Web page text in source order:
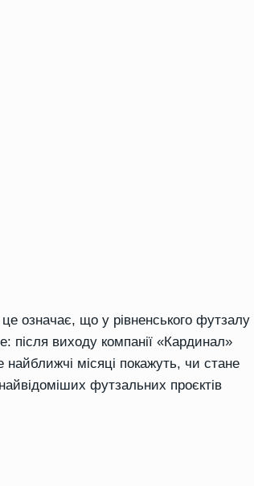
означає, що у рівненського футзалу
виходу компанії «Кардинал»
місяці покажуть, чи стане
футзальних проєктів